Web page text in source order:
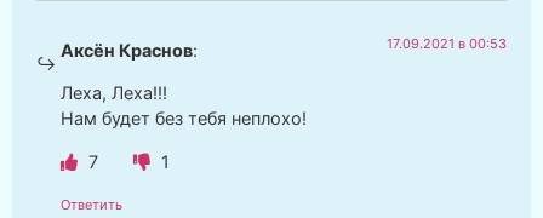
Аксён Краснов: 17.09.2021 в 00:53
Леха, Леха!!!
Нам будет без тебя неплохо!
7 1
Ответить